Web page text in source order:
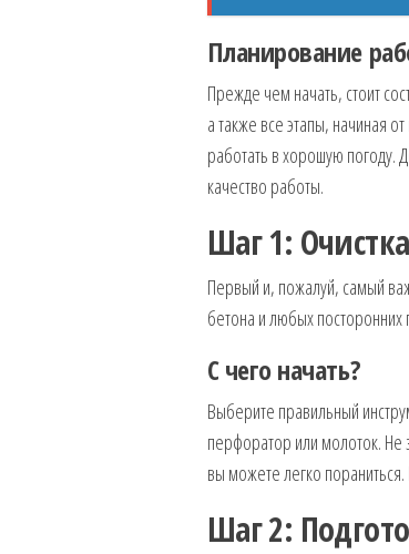
Планирование
Прежде чем начать, стоит
а также все этапы, начиная
работать в хорошую погоду.
качество работы.
Шаг 1:
Первый и, пожалуй, самый
бетона и любых
С чего начать?
Выберите правильный
перфоратор или молоток. Не
вы можете легко
Шаг 2: